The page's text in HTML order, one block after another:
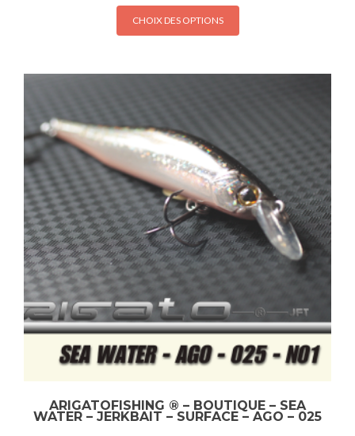
CHOIX DES OPTIONS
ARIGATOFISHING ® – BOUTIQUE – SEA
WATER – JERKBAIT – SURFACE – AGO – 025